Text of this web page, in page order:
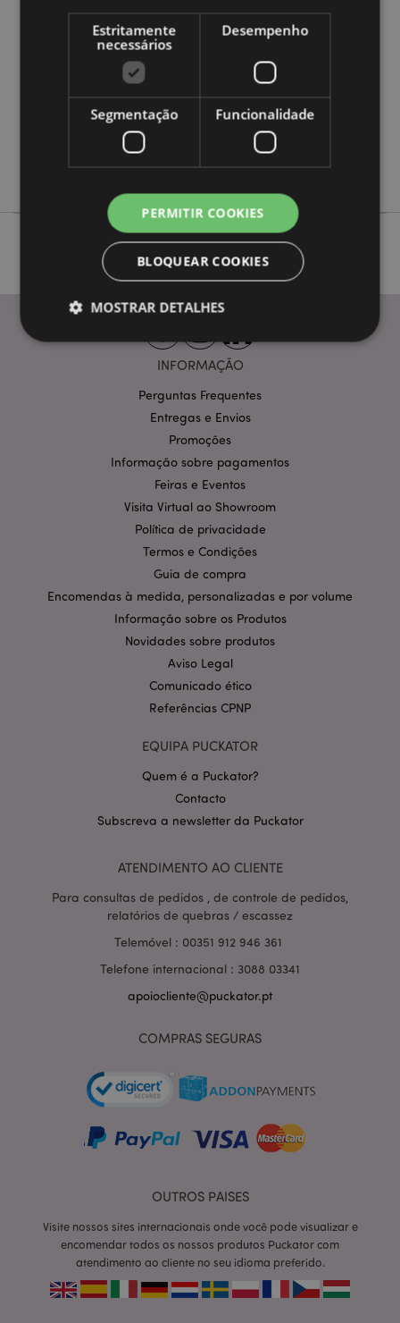
Informação
5056848201913
240
0.012000
Não
Não
J'Adoramals
INFORMAÇÃO
Perguntas Frequentes
Entregas e Envios
Promoções
Informação sobre pagamentos
Feiras e Eventos
Visita Virtual ao Showroom
Política de privacidade
Termos e Condições
Guia de compra
Encomendas à medida, personalizadas e por volume
Informação sobre os Produtos
Novidades sobre produtos
Aviso Legal
Comunicado ético
Referências CPNP
EQUIPA PUCKATOR
Quem é a Puckator?
Contacto
Subscreva a newsletter da Puckator
ATENDIMENTO AO CLIENTE
Para consultas de pedidos , de controle de pedidos,
relatórios de quebras / escassez
Telemóvel : 00351 912 946 361
Telefone internacional : 3088 03341
apoiocliente@puckator.pt
COMPRAS SEGURAS
OUTROS PAISES
Visite nossos sites internacionais onde você pode visualizar e
encomendar todos os nossos produtos Puckator com
atendimento ao cliente no seu idioma preferido.
Estritamente
necessários
Desempenho
Segmentação Funcionalidade
PERMITIR COOKIES
BLOQUEAR COOKIES
MOSTRAR DETALHES
Segmentação
Funcionalidade
Os cookies estritamente necessários permitem
funcionalidades centrais do website, tais como login
de utilizador e gestão de conta. O sítio web não
pode ser utilizado correctamente sem os cookies
estritamente necessários.
CookieScriptConsent
PHPSESSID
PHP.net
www.puckator.pt
Política de Privacidade da